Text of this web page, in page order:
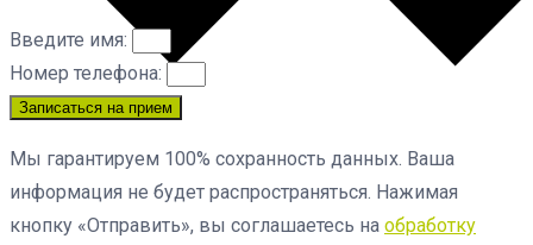
Введите имя:
Номер телефона:
Записаться на прием
Мы гарантируем 100% сохранность данных. Ваша
информация не будет распространяться. Нажимая
кнопку «Отправить», вы соглашаетесь на обработку